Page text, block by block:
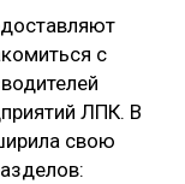
с
ЛПК. В
свою